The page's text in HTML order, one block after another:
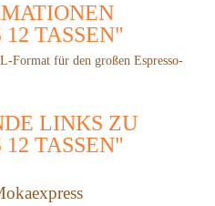
TASSEN"
Format für den großen Espresso-
LINKS ZU
TASSEN"